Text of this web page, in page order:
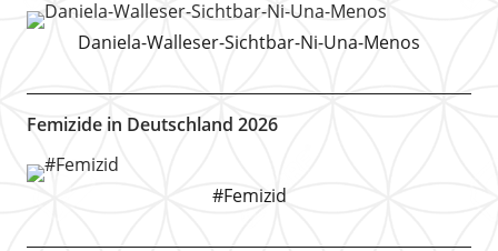
Daniela-Walleser-Sichtbar-Ni-Una-Menos
Femizide in Deutschland 2026
#Femizid